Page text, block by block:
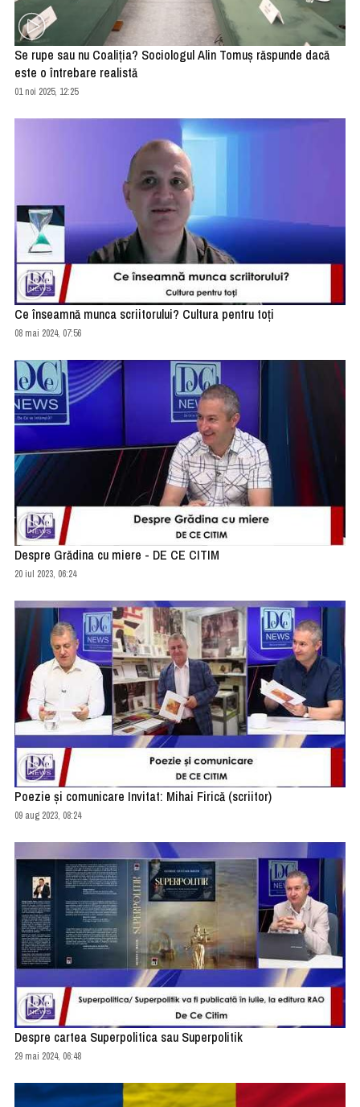
Se rupe sau nu Coaliția? Sociologul Alin Tomuș răspunde dacă
este o întrebare realistă
01 noi 2025, 12:25
Ce înseamnă munca scriitorului? Cultura pentru toți
08 mai 2024, 07:56
Despre Grădina cu miere - DE CE CITIM
20 iul 2023, 06:24
Poezie și comunicare Invitat: Mihai Firică (scriitor)
09 aug 2023, 08:24
Despre cartea Superpolitica sau Superpolitik
29 mai 2024, 06:48